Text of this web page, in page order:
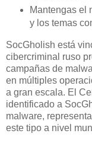
Mantengas el
y los temas
SocGholish está
cibercriminal ruso
campañas de
en múltiples
a gran escala. El
identificado a
malware,
este tipo a nivel